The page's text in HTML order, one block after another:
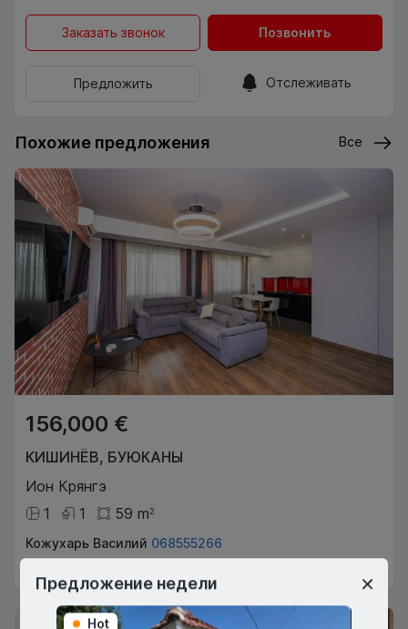
Заказать звонок Позвонить
Предложить Отслеживать
Похожие предложения Все
156,000 €
КИШИНЁВ, БУЮКАНЫ
Ион Крянгэ
1
1 59 m2
Кожухарь Василий 068555266
Агент по недвижимости
Предложение недели
Hot